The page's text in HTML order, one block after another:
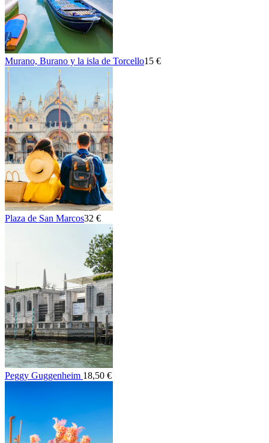
Murano, Burano y la isla de Torcello15 €
Plaza de San Marcos32 €
Peggy Guggenheim 18,50 €